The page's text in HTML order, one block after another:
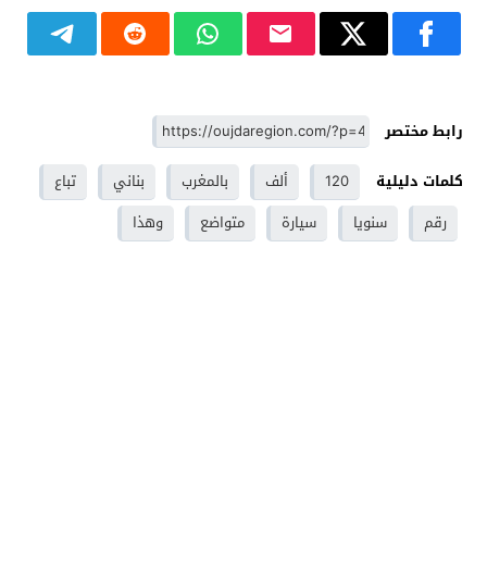
رابط مختصر
كلمات دليلية
120 ألف بالمغرب بناني
تباع
رقم
سنويا سيارة متواضع وهذا